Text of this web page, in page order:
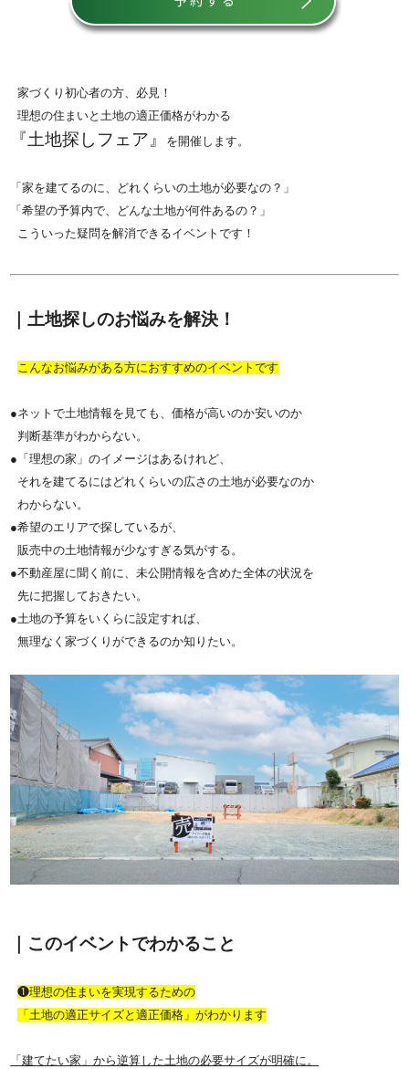
家づくり初心者の方、必見！
理想の住まいと土地の適正価格がわかる
『土地探しフェア』 を開催します。
「家を建てるのに、どれくらいの土地が必要なの？」
「希望の予算内で、どんな土地が何件あるの？」
こういった疑問を解消できるイベントです！
｜土地探しのお悩みを解決！
こんなお悩みがある方におすすめのイベントです
●ネットで土地情報を見ても、価格が高いのか安いのか
判断基準がわからない。
●「理想の家」のイメージはあるけれど、
それを建てるにはどれくらいの広さの土地が必要なのか
わからない。
●希望のエリアで探しているが、
販売中の土地情報が少なすぎる気がする。
●不動産屋に聞く前に、未公開情報を含めた全体の状況を
先に把握しておきたい。
●土地の予算をいくらに設定すれば、
無理なく家づくりができるのか知りたい。
｜このイベントでわかること
❶理想の住まいを実現するための
「土地の適正サイズと適正価格」がわかります
「建てたい家」から逆算した土地の必要サイズが明確に。